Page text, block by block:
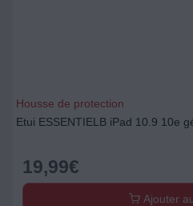
Housse de protection
Etui ESSENTIELB iPad 10.9 10e
19,99€
Ajouter